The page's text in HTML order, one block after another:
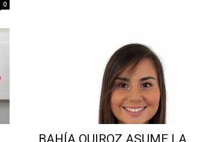
0
BAHÍA QUIROZ ASUME LA